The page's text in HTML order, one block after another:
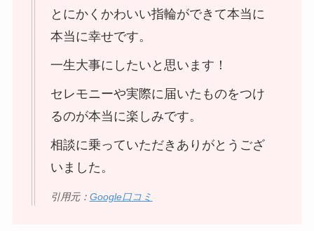
とにかくかわいい指輪ができて本当に
本当に幸せです。
一生大事にしたいと思います！
セレモニーや実際に届いたものをつけ
るのが本当に楽しみです。
相談に乗っていただきありがとうござ
いました。
引用元： Google口コミ